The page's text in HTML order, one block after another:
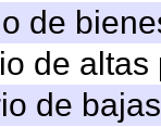
de
de
de